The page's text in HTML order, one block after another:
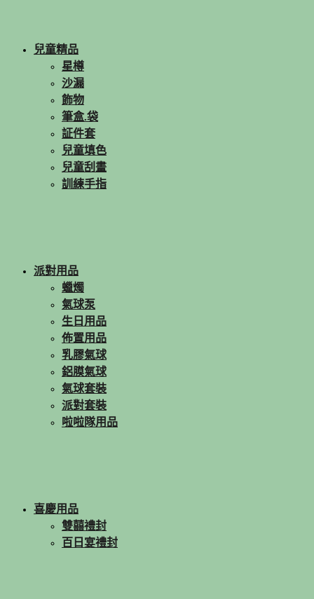
兒童精品
星樽
沙漏
飾物
筆盒.袋
証件套
兒童填色
兒童刮畫
訓練手指
派對用品
蠟燭
氣球泵
生日用品
佈置用品
乳膠氣球
鋁膜氣球
氣球套裝
派對套裝
啦啦隊用品
喜慶用品
雙囍禮封
百日宴禮封